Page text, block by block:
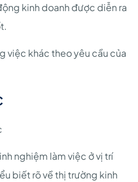
kinh doanh được diễn ra
việc khác theo yêu cầu của
nghiệm làm việc ở vị trí
biết rõ về thị trường kinh